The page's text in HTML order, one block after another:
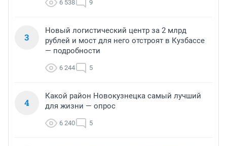
6 538 9
3
Новый логистический центр за 2 млрд
рублей и мост для него отстроят в Кузбассе
— подробности
6 244 5
4
Какой район Новокузнецка самый лучший
для жизни — опрос
6 240 5